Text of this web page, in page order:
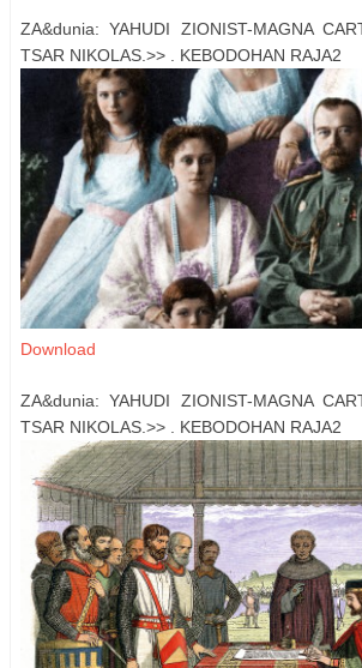
ZA&dunia: YAHUDI ZIONIST-MAGNA
TSAR NIKOLAS.>> . KEBODOHAN RAJA2
Download
ZA&dunia: YAHUDI ZIONIST-MAGNA
TSAR NIKOLAS.>> . KEBODOHAN RAJA2